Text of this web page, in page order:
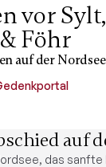
vor
& Föhr
auf der Nordsee
auf
das sanfte